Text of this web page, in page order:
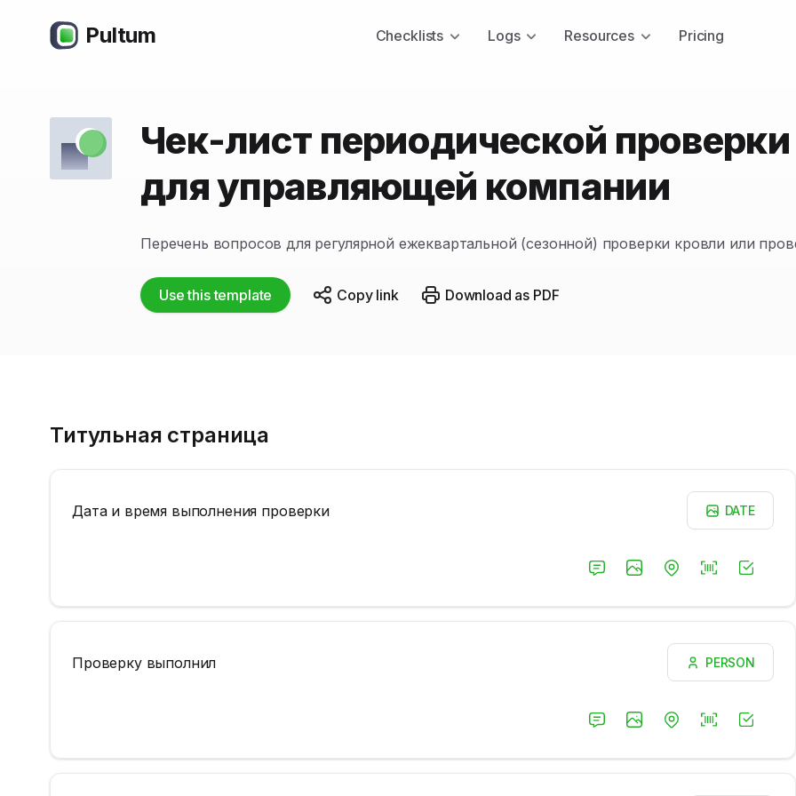
Pultum Checklists Logs Resources Pricing
Чек-лист периодической
для управляющей компании
Перечень вопросов для регулярной ежеквартальной (сезонной) проверки кровли или
Use this template Copy link Download as PDF
Титульная страница
Дата и время выполнения проверки DATE
Проверку выполнил PERSON